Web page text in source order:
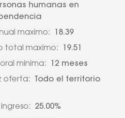
humanas en
maximo:
18.39
total maximo:
19.51
minima:
12 meses
oferta:
Todo el territorio
25.00%